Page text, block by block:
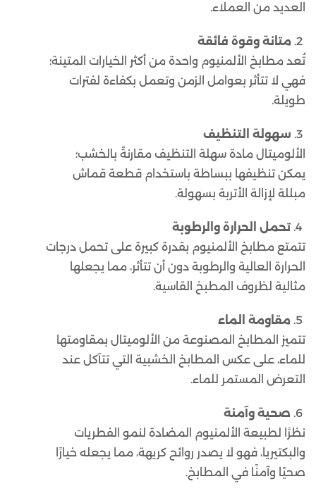
العديد من العملاء.
متانة وقوة فائقة
تُعد مطابخ الألمنيوم واحدة من أكثر الخيارات المتينة؛
فهي لا تتأثر بعوامل الزمن وتعمل بكفاءة لفترات
طويلة.
سهولة التنظيف
الألوميتال مادة سهلة التنظيف مقارنةً بالخشب؛
يمكن تنظيفها ببساطة باستخدام قطعة قماش
مبللة لإزالة الأتربة بسهولة.
تحمل الحرارة والرطوبة
تتمتع مطابخ الألمنيوم بقدرة كبيرة على تحمل درجات
الحرارة العالية والرطوبة دون أن تتأثر، مما يجعلها
مثالية لظروف المطبخ القاسية.
مقاومة الماء
تتميز المطابخ المصنوعة من الألوميتال بمقاومتها
للماء، على عكس المطابخ الخشبية التي تتآكل عند
التعرض المستمر للماء.
صحية وآمنة
نظرًا لطبيعة الألمنيوم المضادة لنمو الفطريات
والبكتيريا، فهو لا يصدر روائح كريهة، مما يجعله خيارًا
صحيًا وآمنًا في المطابخ.